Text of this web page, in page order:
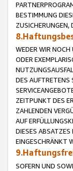
BESTIMMUNG
ZUSICHERUNGEN,
WEDER WIR NOCH
ODER
DES AUFTRETENS
ZEITPUNKT DES
ZAHLENDEN
AUF
DIESES
EINGESCHRÄNKT
SOFERN UND